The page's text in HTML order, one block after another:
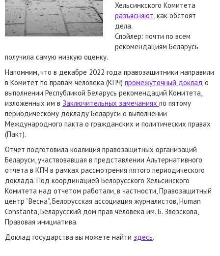
Хельсинкского Комитета
разъясняют, как обстоят
дела.
Спойлер: почти по всем
рекомендациям Беларусь
получила самую низкую оценку.
Напомним, что в декабре 2022 года правозащитники направили
в Комитет по правам человека (КПЧ) промежуточный доклад о
выполнении Республикой Беларусь рекомендаций Комитета,
изложенных им в Заключительных замечаниях по пятому
периодическому докладу Беларуси о выполнении
Международного пакта о гражданских и политических правах
(Пакт).
Отчет подготовила коалиция правозащитных организаций
Беларуси, участвовавшая в представлении Альтернативного
отчета в КПЧ в рамках рассмотрения пятого периодического
доклада. Под координацией Белорусского Хельсинского
Комитета над отчетом работали, в частности, Правозащитный
центр “Весна”, Белорусская ассоциация журналистов, Human
Constanta, Беларусский дом прав человека им. Б. Звозскова,
Правовая инициатива.
Доклад государства вы можете найти здесь.